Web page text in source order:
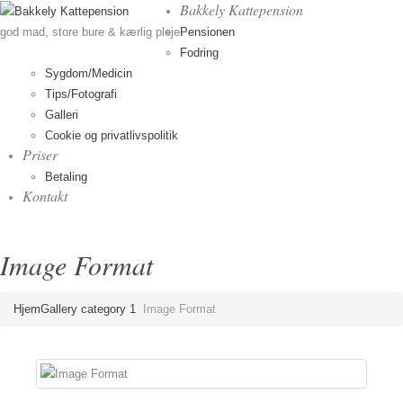
god mad, store bure & kærlig pleje
Bakkely Kattepension
Pensionen
Fodring
Sygdom/Medicin
Tips/Fotografi
Galleri
Cookie og privatlivspolitik
Priser
Betaling
Kontakt
Image Format
HjemGallery category 1 Image Format